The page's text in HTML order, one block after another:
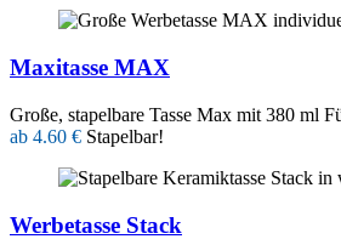
Maxitasse MAX
Große, stapelbare Tasse Max mit 380 ml
ab 4.60 € Stapelbar!
Werbetasse Stack